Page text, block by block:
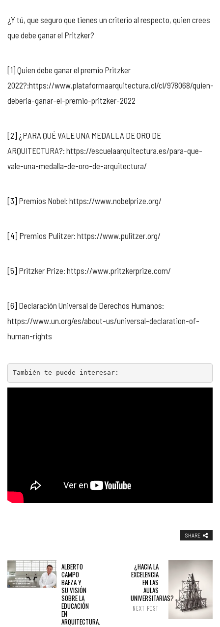
¿Y tú, que seguro que tienes un criterio al respecto, quien crees
que debe ganar el Pritzker?
[1] Quien debe ganar el premio Pritzker
2022?:https://www.plataformaarquitectura.cl/cl/978068/quien-
deberia-ganar-el-premio-pritzker-2022
[2] ¿PARA QUÉ VALE UNA MEDALLA DE ORO DE
ARQUITECTURA?: https://escuelaarquitectura.es/para-que-
vale-una-medalla-de-oro-de-arquitectura/
[3] Premios Nobel: https://www.nobelprize.org/
[4] Premios Pulitzer: https://www.pulitzer.org/
[5] Pritzker Prize: https://www.pritzkerprize.com/
[6] Declaración Universal de Derechos Humanos:
https://www.un.org/es/about-us/universal-declaration-of-
human-rights
También te puede interesar:
SHARE
ALBERTO
CAMPO
BAEZA Y
SU VISIÓN
SOBRE LA
EDUCACIÓN
EN
ARQUITECTURA.
¿HACIA LA
EXCELENCIA
EN LAS
AULAS
UNIVERSITARIAS?
NEXT POST